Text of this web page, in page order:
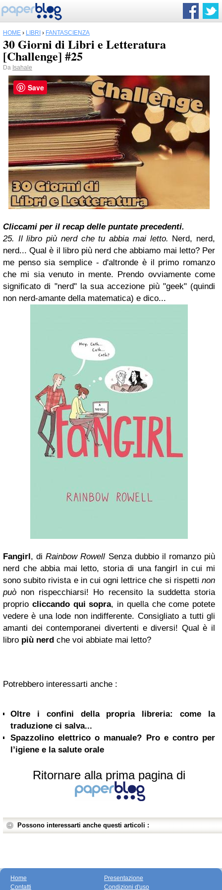
HOME › LIBRI › FANTASCIENZA
30 Giorni di Libri e Letteratura
[Challenge] #25
Da Isahale
Cliccami per il recap delle puntate precedenti.
25. Il libro più nerd che tu abbia mai letto. Nerd, nerd,
nerd... Qual è il libro più nerd che abbiamo mai letto? Per
me penso sia semplice - d'altronde è il primo romanzo
che mi sia venuto in mente. Prendo ovviamente come
significato di "nerd" la sua accezione più "geek" (quindi
non nerd-amante della matematica) e dico...
Fangirl, diRainbow Rowell Senza dubbio il romanzo più
nerd che abbia mai letto, storia di una fangirl in cui mi
sono subito rivista e in cui ogni lettrice che si rispetti non
può non rispecchiarsi! Ho recensito la suddetta storia
proprio cliccando qui sopra, in quella che come potete
vedere è una lode non indifferente. Consigliato a tutti gli
amanti dei contemporanei divertenti e diversi! Qual è il
libro più nerd che voi abbiate mai letto?
Potrebbero interessarti anche :
Oltre i confini della propria libreria: come la
traduzione ci salva...
Spazzolino elettrico o manuale? Pro e contro per
l’igiene e la salute orale
Ritornare alla prima pagina di
Possono interessarti anche questi articoli :
Home
Contatti
Presentazione
Condizioni d'uso
Save